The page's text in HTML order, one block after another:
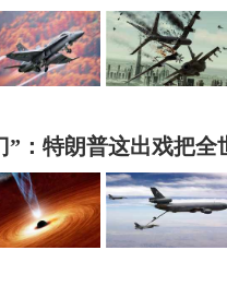
”：特朗普这出戏把全